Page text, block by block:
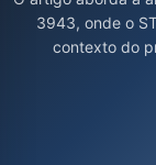
3943, onde o
contexto do
destacando a
interpretação da